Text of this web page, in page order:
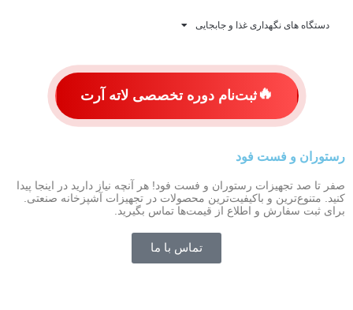
دستگاه های نگهداری غذا و جابجایی
🔥ثبت‌نام دوره تخصصی لاته آرت
رستوران و فست فود
صفر تا صد تجهیزات رستوران و فست فود! هر آنچه نیاز دارید در اینجا پیدا
کنید. متنوع‌ترین و باکیفیت‌ترین محصولات در تجهیزات آشپزخانه صنعتی.
برای ثبت سفارش و اطلاع از قیمت‌ها تماس بگیرید.
تماس با ما
American Range